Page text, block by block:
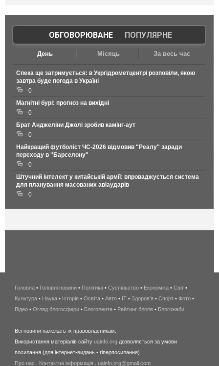
ОБГОВОРЮВАНЕ| ПОПУЛЯРНЕ
День Місяць За весь час
Спека ще затримується: в Укргідрометцентрі розповіли, якою
завтра буде погода в Україні
0
Магнітні бурі: прогноз на вихідні
0
Брат Анджеліни Джолі зробив камінг-аут
0
Найкращий футболіст ЧС-2026 відмовив "Реалу" заради
переходу в "Барселону"
0
Штучний інтелект у китайській армії: впроваджується система
для планування масованих авіаударів
0
беспроводной
интернет
киев
wimax
в
Головна • Головні новини • Політика • Суспільство • Економіка • Світ •
Культура • Наука • Історія • Освіта • Авто • IT • Здоров'я • Спорт • Фото •
Відео • Огляд блогосфери • Блоголента • Рейтинг блогів • Блогожаби
Всі новини належать їх правовласникам.
Використання матеріалів сайту uainfo.org дозволяється за умови
посилання (для інтернет-видань - гіперпосилання).
Про нас
Контактна інформація uainfo.org@gmail.com